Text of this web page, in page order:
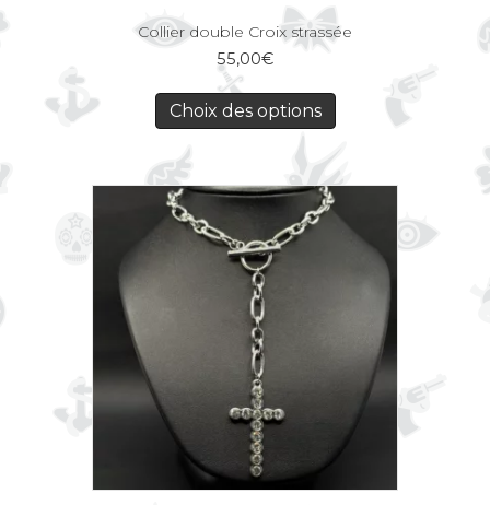
Collier double Croix strassée
55,00€
Choix des options